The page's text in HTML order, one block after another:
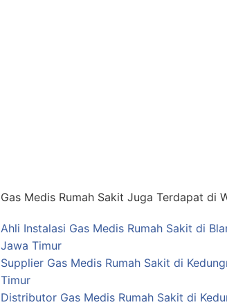
Gas Medis Rumah Sakit Juga Terdapat di
Ahli Instalasi Gas Medis Rumah Sakit di
Jawa Timur
Supplier Gas Medis Rumah Sakit di
Timur
Distributor Gas Medis Rumah Sakit di